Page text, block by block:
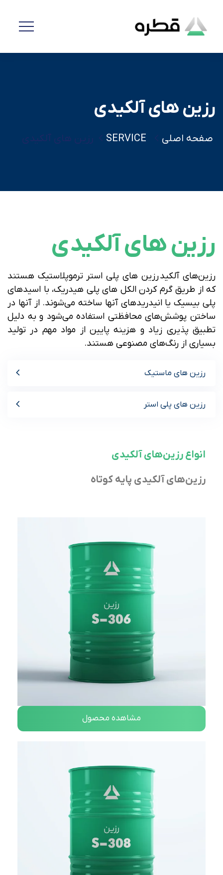
رزین های آلکیدی
صفحه اصلی SERVICE رزین های آلکیدی
رزین های آلکیدی
رزین‌‌های آلکید رزین های پلی استر ترموپلاستیک هستند
که از طریق گرم کردن الکل های پلی هیدریک، با اسیدهای
پلی بیسیک یا انیدریدهای آنها ساخته می‌شوند. از آنها در
ساختن پوشش‌های محافظتی استفاده می‌شود و به دلیل
تطبیق پذیری زیاد و هزینه پایین از مواد مهم در تولید
بسیاری از رنگ‌های مصنوعی هستند.
رزین های ماستیک
رزین های پلی استر
انواع رزین‌های آلکیدی
رزین‌های آلکیدی پایه کوتاه
مشاهده محصول